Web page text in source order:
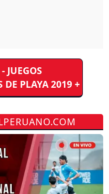
JUEGOS
DE PLAYA 2019 +